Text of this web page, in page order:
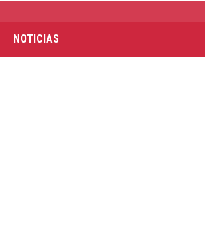
NOTICIAS